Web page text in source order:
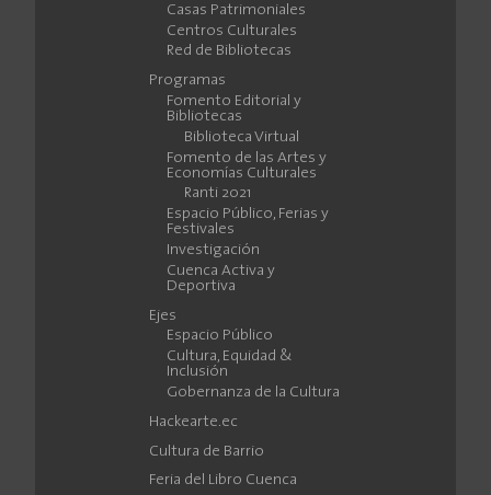
Casas Patrimoniales
Centros Culturales
Red de Bibliotecas
Programas
Fomento Editorial y
Bibliotecas
Biblioteca Virtual
Fomento de las Artes y
Economías Culturales
Ranti 2021
Espacio Público, Ferias y
Festivales
Investigación
Cuenca Activa y
Deportiva
Ejes
Espacio Público
Cultura, Equidad &
Inclusión
Gobernanza de la Cultura
Hackearte.ec
Cultura de Barrio
Feria del Libro Cuenca